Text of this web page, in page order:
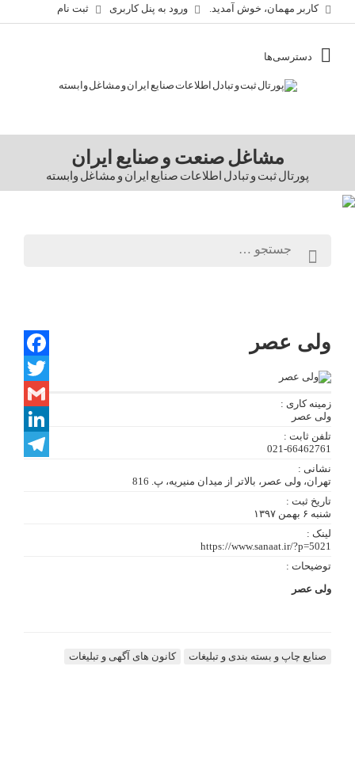
کاربر مهمان، خوش آمدید. ورود به پنل کاربری ثبت نام
مشاغل صنعت و صنایع ایران
پورتال ثبت و تبادل اطلاعات صنایع ایران و مشاغل وابسته
ولی عصر
Facebook
Twitter
Gmail
LinkedIn
زمینه کاری :
ولی عصر
تلفن ثابت :
021-66462761
نشانی :
تهران، ولی عصر، بالاتر از میدان منیریه، پ. 816
تاریخ ثبت :
شنبه ۶ بهمن ۱۳۹۷
لینک :
https://www.sanaat.ir/?p=5021
توضیحات :
ولی عصر
صنایع چاپ و بسته بندی و تبلیغات کانون های آگهی و تبلیغات